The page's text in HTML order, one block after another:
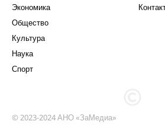
Экономика
Общество
Культура
Наука
Спорт
© 2023-2024 АНО «ЗаМедиа»